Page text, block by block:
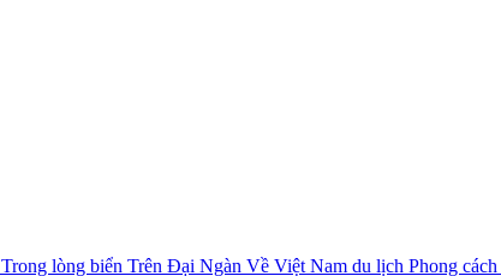
Trong lòng biển Trên Đại Ngàn Về Việt Nam du lịch Phong